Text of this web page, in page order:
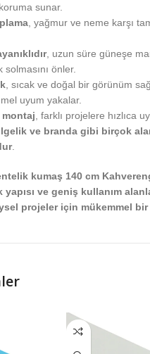
sunar.
, yağmur ve neme karşı
, uzun süre güneşe
solmasını önler.
, sıcak ve doğal bir görünüm
uyum yakalar.
montaj , farklı projelere hızlıca
ve branda gibi birçok
.
kumaş 140 cm
yapısı ve geniş kullanım
projeler için mükemmel